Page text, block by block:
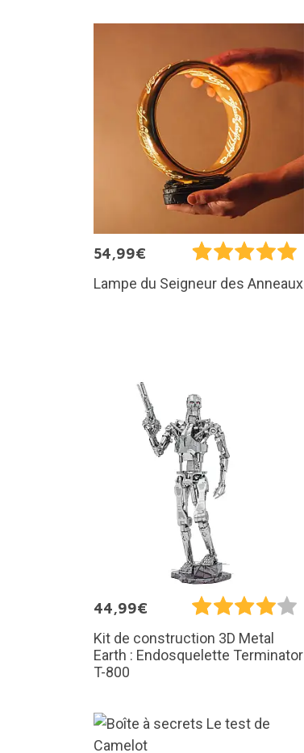
54,99€
Lampe du Seigneur des Anneaux
44,99€
Kit de construction 3D Metal
Earth : Endosquelette Terminator
T-800